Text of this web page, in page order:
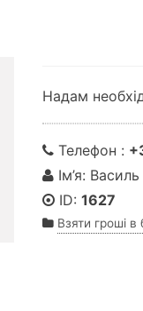
Надам
Телефон :
Ім’я:
ID: 1627
Взяти гроші в